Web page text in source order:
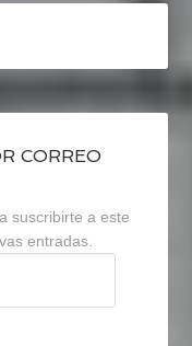
CORREO
suscribirte a este
entradas.